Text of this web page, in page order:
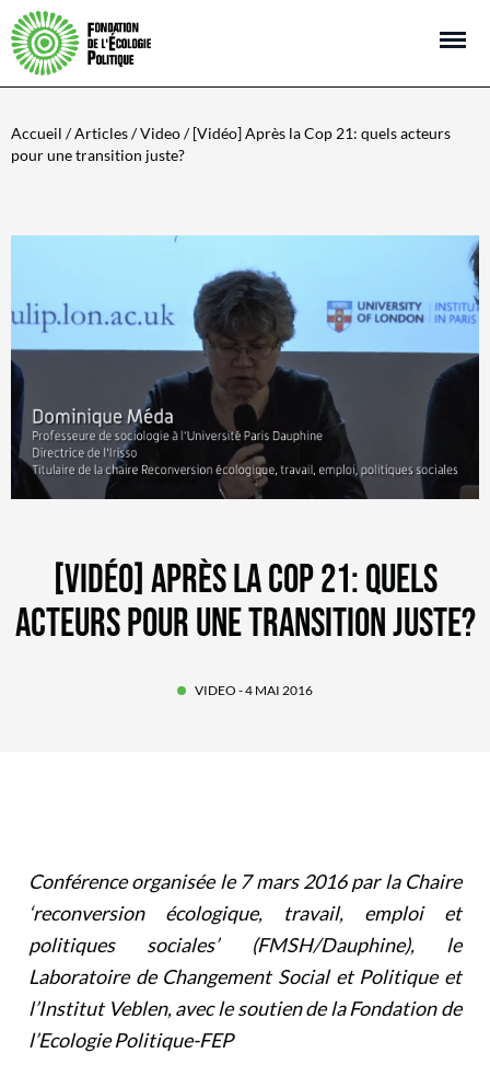
Open
Accueil /Articles/Video/ [Vidéo] Après la Cop 21: quels acteurs
pour une transition juste?
[VIDÉO] APRÈS LA COP 21: QUELS
ACTEURS POUR UNE TRANSITION JUSTE?
VIDEO - 4 MAI 2016
Conférence organisée le 7 mars 2016 par la Chaire
‘reconversion écologique, travail, emploi et
politiques sociales’ (FMSH/Dauphine), le
Laboratoire de Changement Social et Politique et
l’Institut Veblen, avec le soutien de la Fondation de
l’Ecologie Politique-FEP